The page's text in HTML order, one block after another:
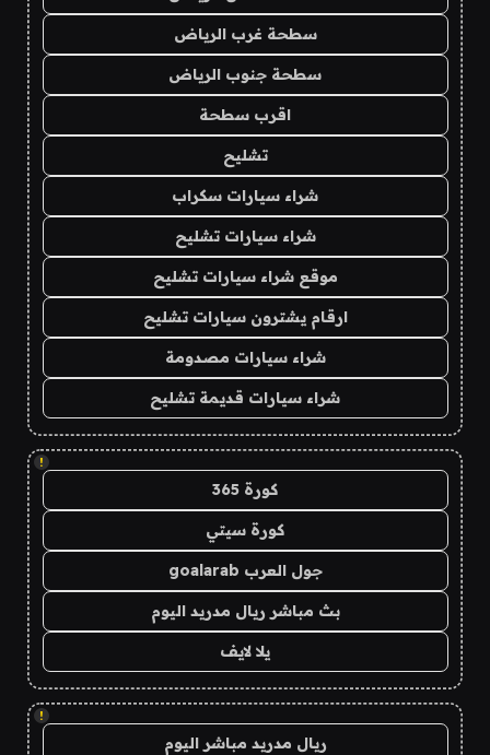
سطحة غرب الرياض
سطحة جنوب الرياض
اقرب سطحة
تشليح
شراء سيارات سكراب
شراء سيارات تشليح
موقع شراء سيارات تشليح
ارقام يشترون سيارات تشليح
شراء سيارات مصدومة
شراء سيارات قديمة تشليح
!
كورة 365
كورة سيتي
جول العرب goalarab
بث مباشر ريال مدريد اليوم
يلا لايف
!
ريال مدريد مباشر اليوم